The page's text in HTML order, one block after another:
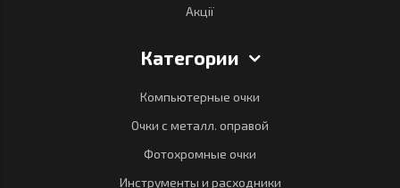
Акції
Категории
Компьютерные очки
Очки с металл. оправой
Фотохромные очки
Инструменты и расходники